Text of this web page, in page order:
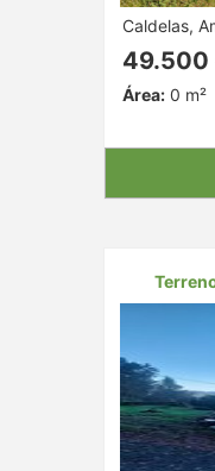
Caldelas,
49.500
Área:0 m²